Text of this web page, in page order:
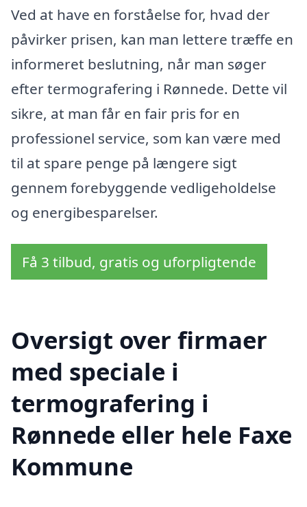
Ved at have en forståelse for, hvad der
påvirker prisen, kan man lettere træffe en
informeret beslutning, når man søger
efter termografering i Rønnede. Dette vil
sikre, at man får en fair pris for en
professionel service, som kan være med
til at spare penge på længere sigt
gennem forebyggende vedligeholdelse
og energibesparelser.
Få 3 tilbud, gratis og uforpligtende
Oversigt over firmaer
med speciale i
termografering i
Rønnede eller hele Faxe
Kommune